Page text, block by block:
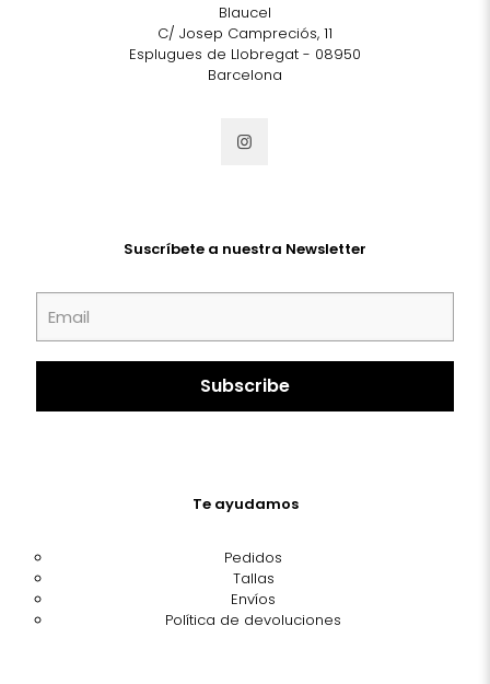
Blaucel
C/ Josep Campreciós, 11
Esplugues de Llobregat - 08950
Barcelona
Suscríbete a nuestra Newsletter
Te ayudamos
Pedidos
Tallas
Envíos
Política de devoluciones